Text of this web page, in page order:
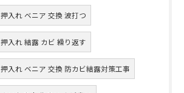
押入れ ベニア 交換 波打つ
押入れ 結露 カビ 繰り返す
押入れ ベニア 交換 防カビ結露対策工事